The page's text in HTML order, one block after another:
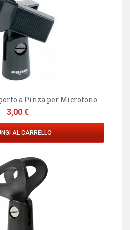
a Pinza per Microfono
Prezzo
3,00 €
AL CARRELLO